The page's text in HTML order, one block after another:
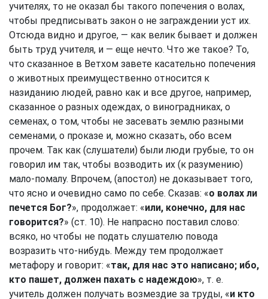
учителях, то не оказал бы такого попечения о волах,
чтобы предписывать закон о не заграждении уст их.
Отсюда видно и другое, — как велик бывает и должен
быть труд учителя, и — еще нечто. Что же такое? То,
что сказанное в Ветхом завете касательно попечения
о животных преимущественно относится к
назиданию людей, равно как и все другое, например,
сказанное о разных одеждах, о виноградниках, о
семенах, о том, чтобы не засевать землю разными
семенами, о проказе и, можно сказать, обо всем
прочем. Так как (слушатели) были люди грубые, то он
говорил им так, чтобы возводить их (к разумению)
мало-помалу. Впрочем, (апостол) не доказывает того,
что ясно и очевидно само по себе. Сказав: «о волах ли
печется Бог?», продолжает: «или, конечно, для нас
говорится?» (ст. 10). Не напрасно поставил слово:
всяко, но чтобы не подать слушателю повода
возразить что-нибудь. Между тем продолжает
метафору и говорит: «так, для нас это написано; ибо,
кто пашет, должен пахать с надеждою», т. е.
учитель должен получать возмездие за труды, «и кто